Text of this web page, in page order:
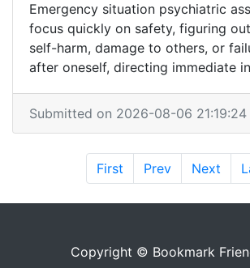
Emergency situation psychiatric
focus quickly on safety, figuring
self-harm, damage to others, or
after oneself, directing immediate
Submitted on 2026-08-06 21:19:24
First Prev Next
Copyright © Bookmark